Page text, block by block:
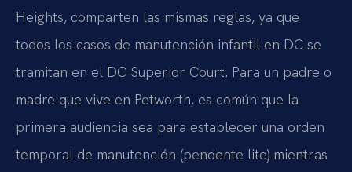
Heights, comparten las mismas reglas, ya que
todos los casos de manutención infantil en DC se
tramitan en el DC Superior Court. Para un padre o
madre que vive en Petworth, es común que la
primera audiencia sea para establecer una orden
temporal de manutención (pendente lite) mientras